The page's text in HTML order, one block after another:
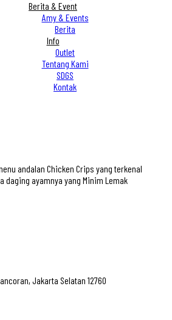
Berita & Event
Amy & Events
Berita
Info
Outlet
Tentang Kami
SDGS
Kontak
andalan Chicken Crips yang terkenal
daging ayamnya yang Minim Lemak
Jakarta Selatan 12760